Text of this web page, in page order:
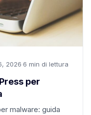
2026·6 min di lettura
per
malware: guida